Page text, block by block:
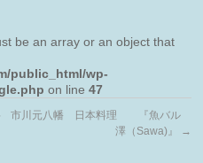
be an array or an object that
public_html/wp-
on line47
市川元八幡 日本料理 『魚バル
澤（Sawa)』
→